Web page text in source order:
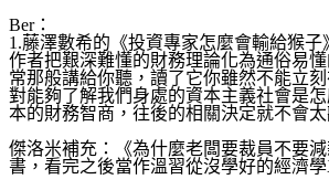
Ber：
1.藤澤數希的《投資專家怎麼會輸給猴子
作者把艱深難懂的財務理論化為通俗易
常那般講給你聽，讀了它你雖然不能立刻
對能夠了解我們身處的資本主義社會是
本的財務智商，往後的相關決定就不會太
傑洛米補充：《為什麼老闆要裁員不要
書，看完之後當作溫習從沒學好的經濟